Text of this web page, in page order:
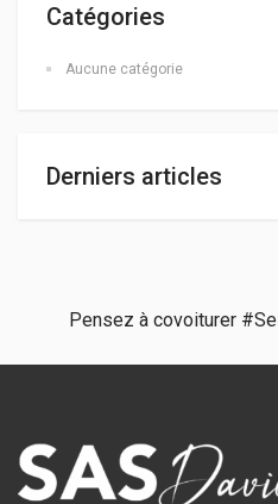
Catégories
Aucune catégorie
Derniers articles
Pensez à covoiturer